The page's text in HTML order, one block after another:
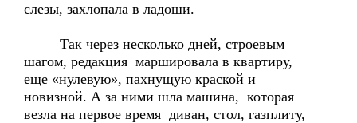
слезы, захлопала в ладоши.
Так через несколько дней, строевым
шагом, редакция маршировала в квартиру,
еще «нулевую», пахнущую краской и
новизной. А за ними шла машина, которая
везла на первое время диван, стол, газплиту,